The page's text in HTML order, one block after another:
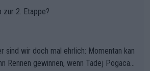
2. Etappe?
sind wir doch mal ehrlich: Momentan kan
Rennen gewinnen, wenn Tadej Pogacar